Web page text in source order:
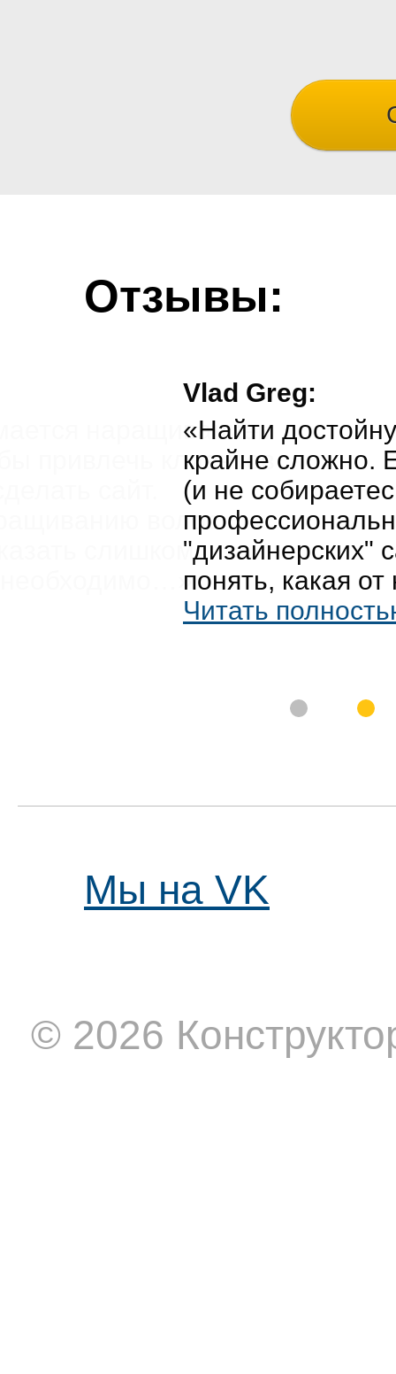
Отзывы:
Vlad Greg:
«Найти
крайне сложно.
(и не
"дизайнерских"
понять, какая
Читать полностью
Мы на VK
© 2026